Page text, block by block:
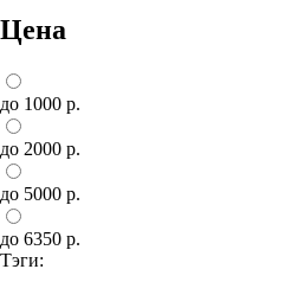
Цена
до 1000 р.
до 2000 р.
до 5000 р.
до 6350 р.
Тэги: